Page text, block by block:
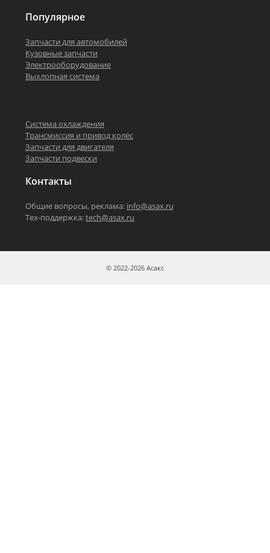
Популярное
Запчасти для автомобилей
Кузовные запчасти
Электрооборудование
Выхлопная система
Система охлаждения
Трансмиссия и привод колёс
Запчасти для двигателя
Запчасти подвески
Контакты
Общие вопросы, реклама: info@asax.ru
Тех-поддержка:tech@asax.ru
© 2022-2026 Асакс